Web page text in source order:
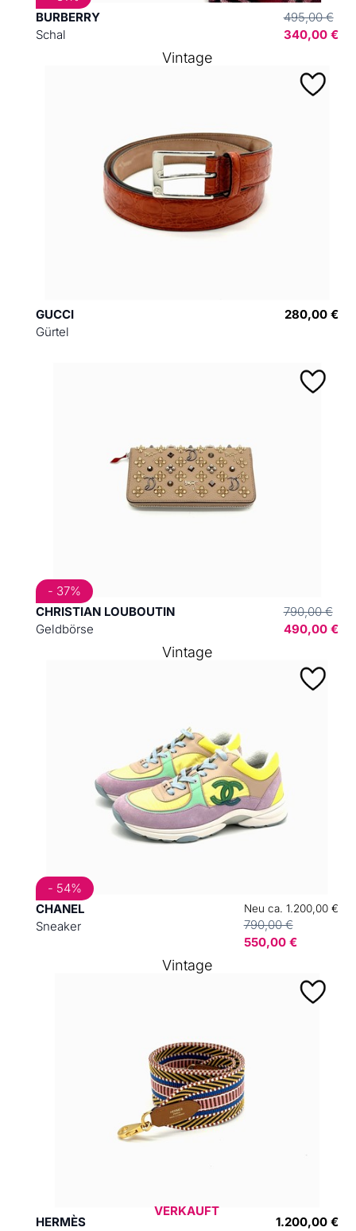
BURBERRY
Schal
495,00 €
340,00 €
GUCCI
Gürtel
280,00 €
Vintage
CHRISTIAN LOUBOUTIN
Geldbörse
790,00 €
490,00 €
- 37%
CHANEL
Sneaker
Neu ca. 1.200,00 €
790,00 €
550,00 €
- 54%
Vintage
HERMÈS
1.200,00 €
VERKAUFT
Vintage